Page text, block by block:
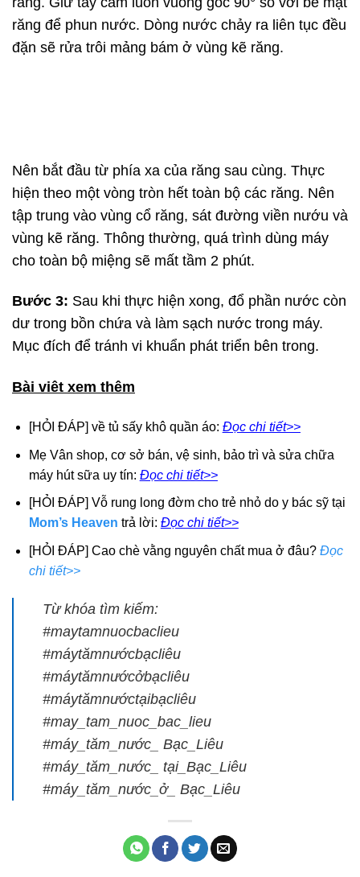
răng để phun nước. Dòng nước chảy ra liên tục đều
đặn sẽ rửa trôi mảng bám ở vùng kẽ răng.
Nên bắt đầu từ phía xa của răng sau cùng. Thực
hiện theo một vòng tròn hết toàn bộ các răng. Nên
tập trung vào vùng cổ răng, sát đường viền nướu và
vùng kẽ răng. Thông thường, quá trình dùng máy
cho toàn bộ miệng sẽ mất tầm 2 phút.
Bước 3: Sau khi thực hiện xong, đổ phần nước còn
dư trong bồn chứa và làm sạch nước trong máy.
Mục đích để tránh vi khuẩn phát triển bên trong.
Bài viêt xem thêm
[HỎI ĐÁP] về tủ sấy khô quần áo: Đọc chi tiết>>
Mẹ Vân shop, cơ sở bán, vệ sinh, bảo trì và sửa chữa
máy hút sữa uy tín: Đọc chi tiết>>
[HỎI ĐÁP] Vỗ rung long đờm cho trẻ nhỏ do y bác sỹ tại
Mom’s Heaven trả lời: Đọc chi tiết>>
[HỎI ĐÁP] Cao chè vằng nguyên chất mua ở đâu? Đọc
chi tiết>>
Từ khóa tìm kiếm:
#maytamnuocbaclieu
#máytămnướcbạcliêu
#máytămnướcởbạcliêu
#máytămnướctạibạcliêu
#may_tam_nuoc_bac_lieu
#máy_tăm_nước_ Bạc_Liêu
#máy_tăm_nước_ tại_Bạc_Liêu
#máy_tăm_nước_ở_ Bạc_Liêu